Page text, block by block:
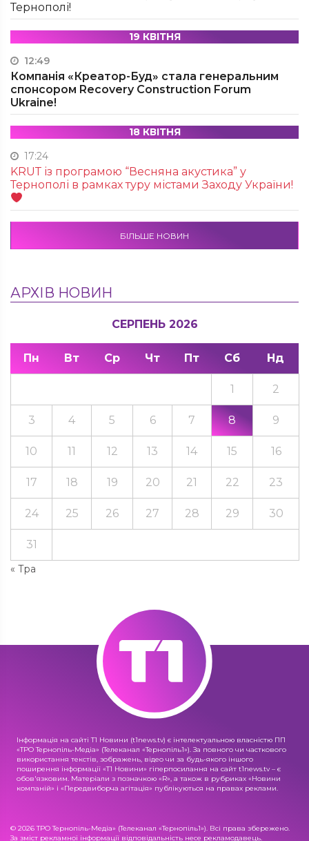
Тернополі!
19 КВІТНЯ
12:49
Компанія «Креатор-Буд» стала генеральним
спонсором Recovery Construction Forum
Ukraine!
18 КВІТНЯ
17:24
KRUТ із програмою “Весняна акустика” у
Тернополі в рамках туру містами Заходу України!
БІЛЬШЕ НОВИН
АРХІВ НОВИН
СЕРПЕНЬ 2026
Пн Вт Ср Чт Пт Сб Нд
« Тра
1 2
3 4 5 6 7 8 9
10 11 12 13 14 15 16
17 18 19 20 21 22 23
24 25 26 27 28 29 30
31
Інформація на сайті Т1 Новини (t1news.tv) є інтелектуальною власністю ПП
«ТРО Тернопіль-Медіа» (Телеканал «Тернопіль1»). За повного чи часткового
використання текстів, зображень, відео чи за будь-якого іншого
поширення інформації «Т1 Новини» гіперпосилання на сайт t1news.tv – є
обов'язковим. Матеріали з позначкою «R», а також в рубриках «Новини
компаній» і «Передвиборча агітація» публікуються на правах реклами.
© 2026 ТРО Тернопіль-Медіа» (Телеканал «Тернопіль1»). Всі права збережено.
За зміст рекламної інформації відповідальність несе рекламодавець.